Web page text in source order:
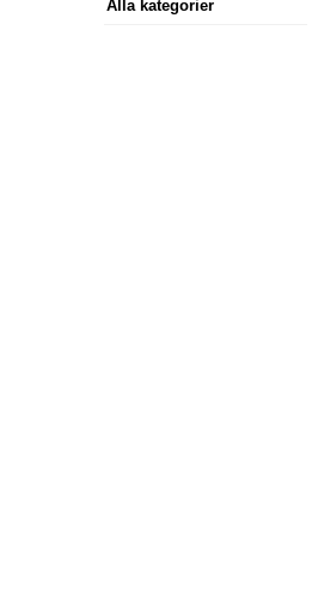
Alla kategorier